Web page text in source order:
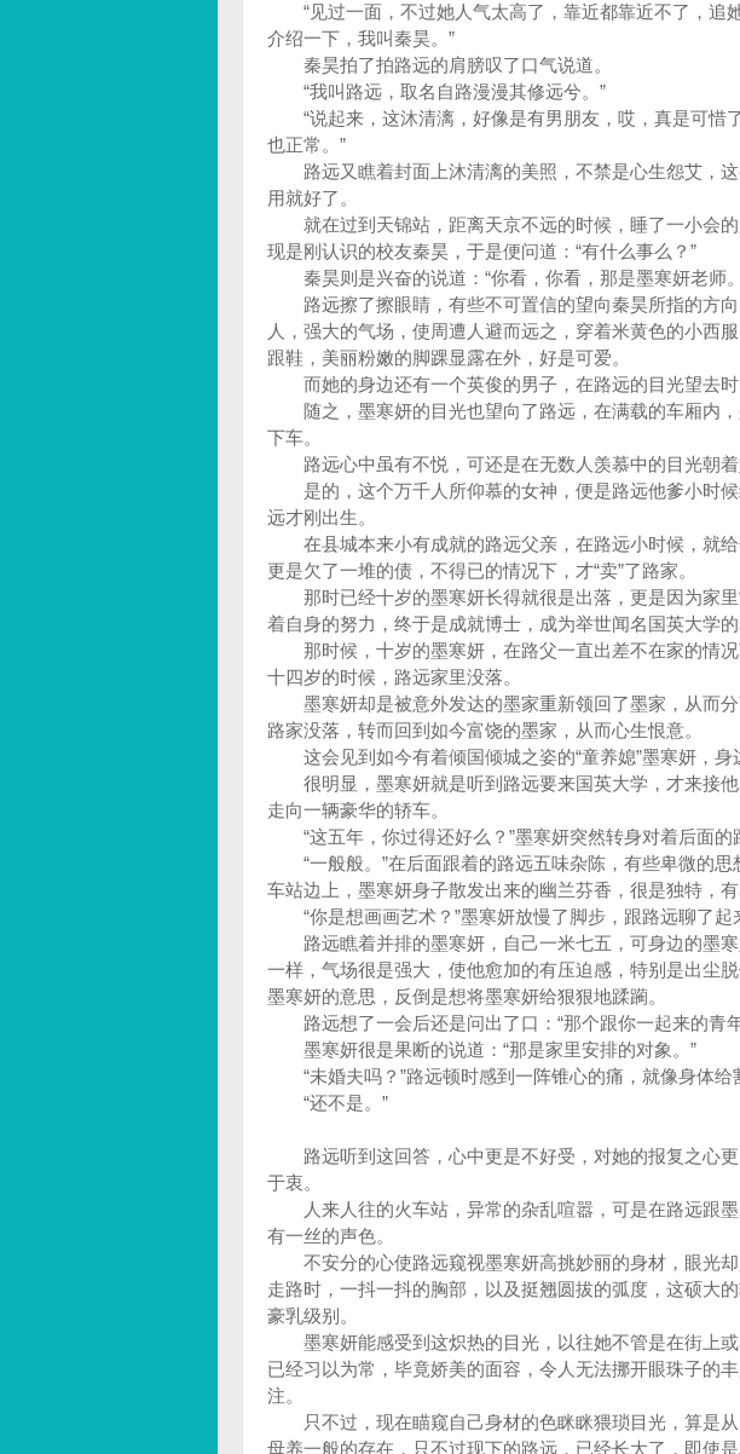
“见过一面，不过她人气太高了，靠近都靠近不了，追
介绍一下，我叫秦昊。”
秦昊拍了拍路远的肩膀叹了口气说道。
“我叫路远，取名自路漫漫其修远兮。”
“说起来，这沐清漓，好像是有男朋友，哎，真是可惜
也正常。”
路远又瞧着封面上沐清漓的美照，不禁是心生怨艾，这
用就好了。
就在过到天锦站，距离天京不远的时候，睡了一小会的
现是刚认识的校友秦昊，于是便问道：“有什么事么？”
秦昊则是兴奋的说道：“你看，你看，那是墨寒妍老师
路远擦了擦眼睛，有些不可置信的望向秦昊所指的方向
人，强大的气场，使周遭人避而远之，穿着米黄色的小西
跟鞋，美丽粉嫩的脚踝显露在外，好是可爱。
而她的身边还有一个英俊的男子，在路远的目光望去时
随之，墨寒妍的目光也望向了路远，在满载的车厢内，
下车。
路远心中虽有不悦，可还是在无数人羡慕中的目光朝着
是的，这个万千人所仰慕的女神，便是路远他爹小时候
远才刚出生。
在县城本来小有成就的路远父亲，在路远小时候，就给
更是欠了一堆的债，不得已的情况下，才“卖”了路家。
那时已经十岁的墨寒妍长得就很是出落，更是因为家里
着自身的努力，终于是成就博士，成为举世闻名国英大学的
那时候，十岁的墨寒妍，在路父一直出差不在家的情况
十四岁的时候，路远家里没落。
墨寒妍却是被意外发达的墨家重新领回了墨家，从而分
路家没落，转而回到如今富饶的墨家，从而心生恨意。
这会见到如今有着倾国倾城之姿的“童养媳”墨寒妍，身
很明显，墨寒妍就是听到路远要来国英大学，才来接他
走向一辆豪华的轿车。
“这五年，你过得还好么？”墨寒妍突然转身对着后面的
“一般般。”在后面跟着的路远五味杂陈，有些卑微的思
车站边上，墨寒妍身子散发出来的幽兰芬香，很是独特，
“你是想画画艺术？”墨寒妍放慢了脚步，跟路远聊了起
路远瞧着并排的墨寒妍，自己一米七五，可身边的墨寒
一样，气场很是强大，使他愈加的有压迫感，特别是出尘
墨寒妍的意思，反倒是想将墨寒妍给狠狠地蹂躏。
路远想了一会后还是问出了口：“那个跟你一起来的青
墨寒妍很是果断的说道：“那是家里安排的对象。”
“未婚夫吗？”路远顿时感到一阵锥心的痛，就像身体给
“还不是。”
路远听到这回答，心中更是不好受，对她的报复之心更
于衷。
人来人往的火车站，异常的杂乱喧嚣，可是在路远跟墨
有一丝的声色。
不安分的心使路远窥视墨寒妍高挑妙丽的身材，眼光却
走路时，一抖一抖的胸部，以及挺翘圆拔的弧度，这硕大
豪乳级别。
墨寒妍能感受到这炽热的目光，以往她不管是在街上或
已经习以为常，毕竟娇美的面容，令人无法挪开眼珠子的
注。
只不过，现在瞄窥自己身材的色眯眯猥琐目光，算是从
母养一般的存在，只不过现下的路远，已经长大了，即使